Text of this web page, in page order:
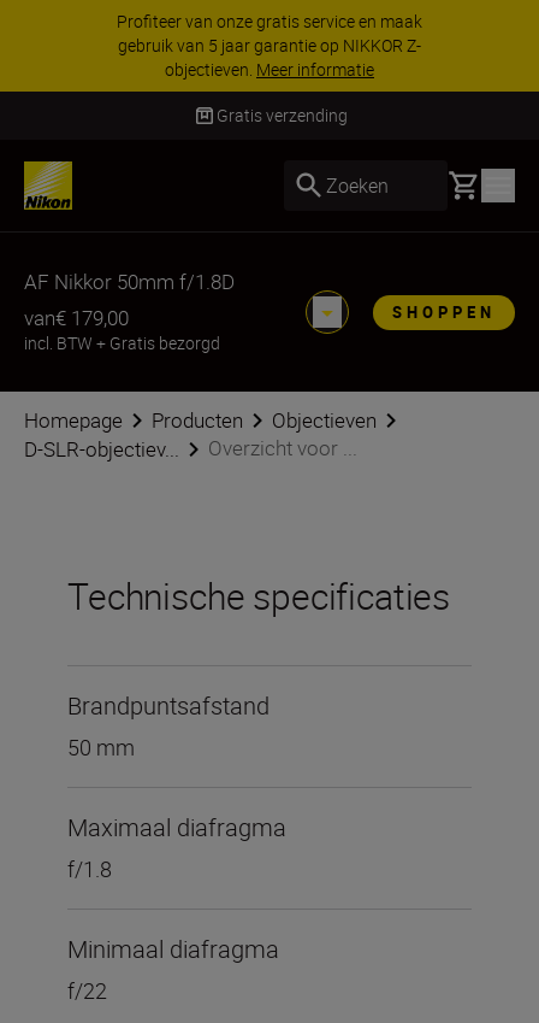
Profiteer van onze gratis service en maak
gebruik van 5 jaar garantie op NIKKOR Z-
objectieven. Meer informatie
Gratis verzending
Zoeken Basket
AF Nikkor 50mm f/1.8D
van€ 179,00
incl. BTW + Gratis bezorgd
SHOPPEN
Homepage Producten
Objectieven
D-SLR-objectiev...
Overzicht voor ...
Technische specificaties
Brandpuntsafstand
50 mm
Maximaal diafragma
f/1.8
Minimaal diafragma
f/22